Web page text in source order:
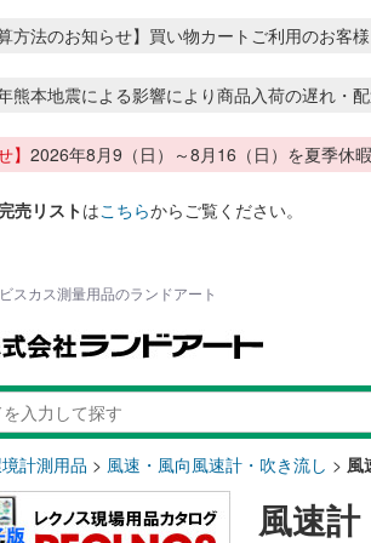
方法のお知らせ】買い物カートご利用のお客
熊本地震による影響により商品入荷の遅れ・
】 2026年8月9（日）～8月16（日）を夏季休
売リストはこちらからご覧ください。
スカス測量用品のランドアート
計測用品 > 風速・風向風速計・吹き流し > 風
風速計